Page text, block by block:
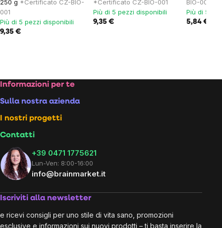
250 g *Certificato CZ-BIO-
001
Più di 5 pezzi disponibili
9,35 €
*Certificato CZ-BIO-001
Più di 5 pezzi disponibili
9,35 €
BIO-001
Più di 5
5,84 €
Footer
Informazioni per te
Sulla nostra azienda
I nostri progetti
Contatti
+39 0471 1775621
Lun-Ven: 8:00-16:00
info@brainmarket.it
Iscriviti alla newsletter
e ricevi consigli per uno stile di vita sano, promozioni
esclusive e informazioni sui nuovi prodotti – ti basta inserire la